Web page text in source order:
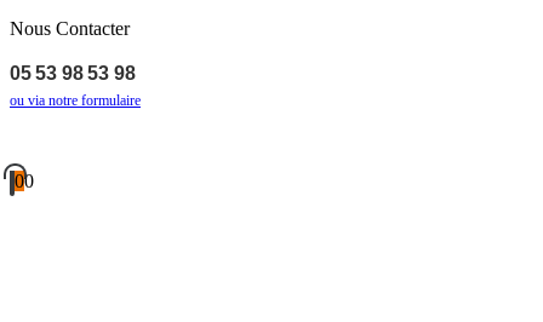
Nous Contacter
05 53 98 53 98
ou via notre formulaire
00